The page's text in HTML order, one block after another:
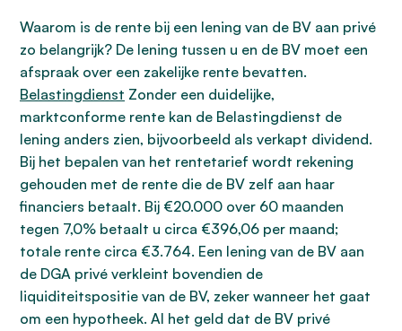
Waarom is de rente bij een lening van de BV aan privé
zo belangrijk? De lening tussen u en de BV moet een
afspraak over een zakelijke rente bevatten.
Belastingdienst Zonder een duidelijke,
marktconforme rente kan de Belastingdienst de
lening anders zien, bijvoorbeeld als verkapt dividend.
Bij het bepalen van het rentetarief wordt rekening
gehouden met de rente die de BV zelf aan haar
financiers betaalt. Bij €20.000 over 60 maanden
tegen 7,0% betaalt u circa €396,06 per maand;
totale rente circa €3.764. Een lening van de BV aan
de DGA privé verkleint bovendien de
liquiditeitspositie van de BV, zeker wanneer het gaat
om een hypotheek. Al het geld dat de BV privé